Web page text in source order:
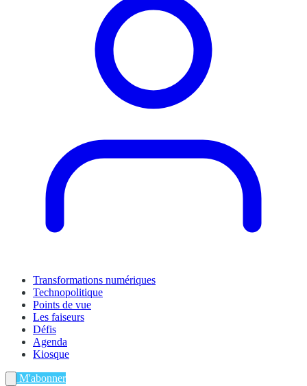
Transformations numériques
Technopolitique
Points de vue
Les faiseurs
Défis
Agenda
Kiosque
M'abonner